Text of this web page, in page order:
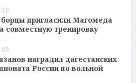
борцы пригласили Магомеда
совместную тренировку
наградил дагестанских
России по вольной